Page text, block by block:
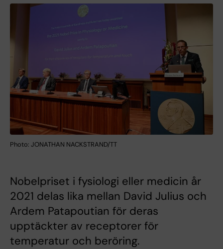
Photo: JONATHAN NACKSTRAND/TT
Nobelpriset i fysiologi eller medicin år
2021 delas lika mellan David Julius och
Ardem Patapoutian för deras
upptäckter av receptorer för
temperatur och beröring.